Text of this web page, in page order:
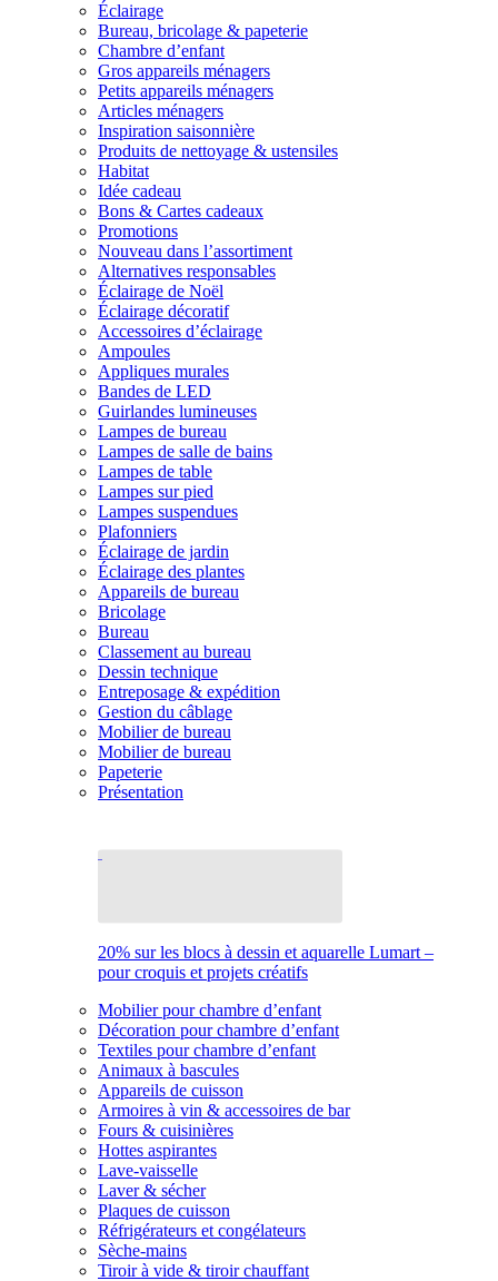
Éclairage
Bureau, bricolage & papeterie
Chambre d’enfant
Gros appareils ménagers
Petits appareils ménagers
Articles ménagers
Inspiration saisonnière
Produits de nettoyage & ustensiles
Habitat
Idée cadeau
Bons & Cartes cadeaux
Promotions
Nouveau dans l’assortiment
Alternatives responsables
Éclairage de Noël
Éclairage décoratif
Accessoires d’éclairage
Ampoules
Appliques murales
Bandes de LED
Guirlandes lumineuses
Lampes de bureau
Lampes de salle de bains
Lampes de table
Lampes sur pied
Lampes suspendues
Plafonniers
Éclairage de jardin
Éclairage des plantes
Appareils de bureau
Bricolage
Bureau
Classement au bureau
Dessin technique
Entreposage & expédition
Gestion du câblage
Mobilier de bureau
Mobilier de bureau
Papeterie
Présentation
20% sur les blocs à dessin et aquarelle Lumart –
pour croquis et projets créatifs
Mobilier pour chambre d’enfant
Décoration pour chambre d’enfant
Textiles pour chambre d’enfant
Animaux à bascules
Appareils de cuisson
Armoires à vin & accessoires de bar
Fours & cuisinières
Hottes aspirantes
Lave-vaisselle
Laver & sécher
Plaques de cuisson
Réfrigérateurs et congélateurs
Sèche-mains
Tiroir à vide & tiroir chauffant